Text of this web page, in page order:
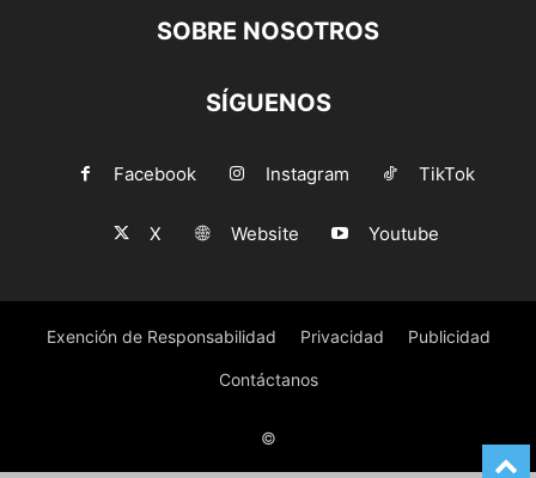
SOBRE NOSOTROS
SÍGUENOS
Facebook Instagram TikTok
X Website Youtube
Exención de Responsabilidad Privacidad Publicidad
Contáctanos
©